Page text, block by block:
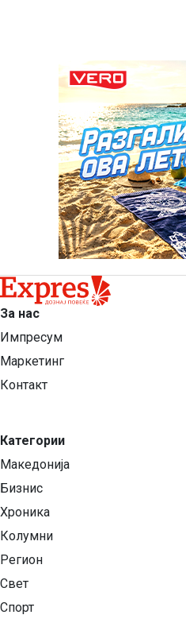
За нас
Импресум
Маркетинг
Контакт
Категории
Македонија
Бизнис
Хроника
Колумни
Регион
Свет
Спорт